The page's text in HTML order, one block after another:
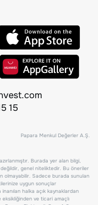
15
Papara Menkul Değerler A.Ş.
Burada yer alan bilgi,
değildir, genel niteliktedir. Bu öneriler
olmayabilir. Sadece burada sunulan
uygun sonuçlar
halka açık kaynaklardan
ve ticari amaçlı